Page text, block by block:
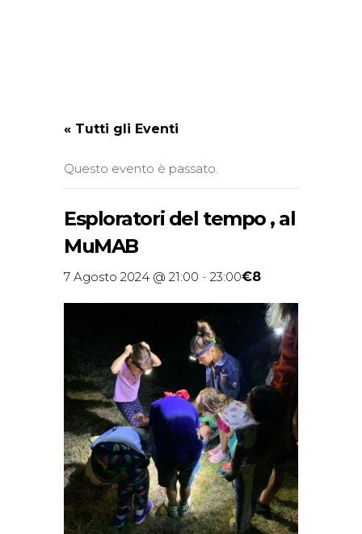
« Tutti gli Eventi
Questo evento è passato.
Esploratori del tempo , al
MuMAB
7 Agosto 2024 @ 21:00 - 23:00€8